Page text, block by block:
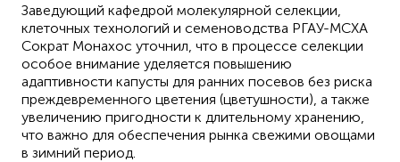
Заведующий кафедрой молекулярной селекции,
клеточных технологий и семеноводства РГАУ-МСХА
Сократ Монахос уточнил, что в процессе селекции
особое внимание уделяется повышению
адаптивности капусты для ранних посевов без риска
преждевременного цветения (цветушности), а также
увеличению пригодности к длительному хранению,
что важно для обеспечения рынка свежими овощами
в зимний период.